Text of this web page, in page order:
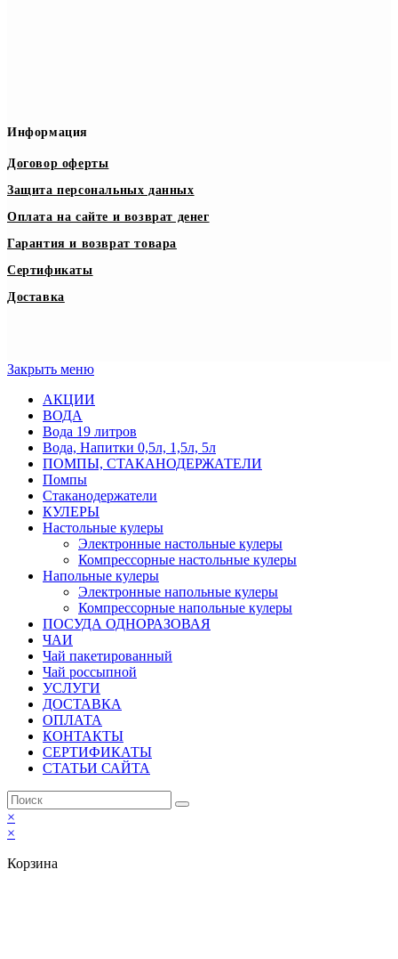
Информация
Договор оферты
Защита персональных данных
Оплата на сайте и возврат денег
Гарантия и возврат товара
Сертификаты
Доставка
Закрыть меню
АКЦИИ
ВОДА
Вода 19 литров
Вода, Напитки 0,5л, 1,5л, 5л
ПОМПЫ, СТАКАНОДЕРЖАТЕЛИ
Помпы
Стаканодержатели
КУЛЕРЫ
Настольные кулеры
Электронные настольные кулеры
Компрессорные настольные кулеры
Напольные кулеры
Электронные напольные кулеры
Компрессорные напольные кулеры
ПОСУДА ОДНОРАЗОВАЯ
ЧАИ
Чай пакетированный
Чай россыпной
УСЛУГИ
ДОСТАВКА
ОПЛАТА
КОНТАКТЫ
СЕРТИФИКАТЫ
СТАТЬИ САЙТА
×
×
Корзина